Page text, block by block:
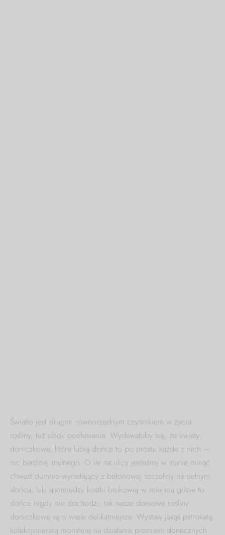
Światło jest drugim równorzędnym czynnikiem w życiu
rośliny, tuż obok podlewania. Wydawałoby się, że kwiaty
doniczkowe, które lubią słońce to po prostu każde z nich –
nic bardziej mylnego. O ile na ulicy jesteśmy w stanie minąć
chwast dumnie wyrastający z betonowej szczeliny na pełnym
słońcu, lub spomiędzy kostki brukowej w miejscu gdzie to
słońce nigdy nie dochodzi, tak nasze domowe rośliny
doniczkowe są o wiele delikatniejsze. Wystaw jakąś pstrokatą,
kolekcjonerską monsterę na działanie promieni słonecznych